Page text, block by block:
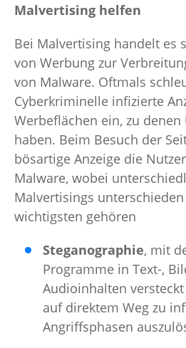
Malvertising helfen
Bei Malvertising handelt es
von Werbung zur
von Malware. Oftmals
Cyberkriminelle infizierte
Werbeflächen ein, zu denen
haben. Beim Besuch der
bösartige Anzeige die
Malware, wobei
Malvertisings
wichtigsten gehören
Steganographie, mit
Programme in Text-,
Audioinhalten
auf direktem Weg zu
Angriffsphasen